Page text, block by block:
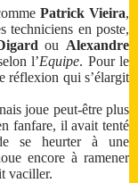
Patrick Vieira,
techniciens en poste,
ou Alexandre
l’Equipe. Pour le
réflexion qui s’élargit
joue peut-être plus
fanfare, il avait tenté
se heurter à une
encore à ramener
vaciller.